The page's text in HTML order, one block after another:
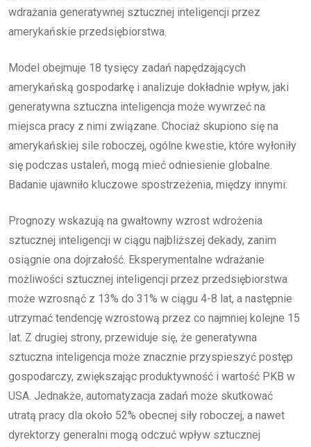
wdrażania generatywnej sztucznej inteligencji przez
amerykańskie przedsiębiorstwa.
Model obejmuje 18 tysięcy zadań napędzających
amerykańską gospodarkę i analizuje dokładnie wpływ, jaki
generatywna sztuczna inteligencja może wywrzeć na
miejsca pracy z nimi związane. Chociaż skupiono się na
amerykańskiej sile roboczej, ogólne kwestie, które wyłoniły
się podczas ustaleń, mogą mieć odniesienie globalne.
Badanie ujawniło kluczowe spostrzeżenia, między innymi:
Prognozy wskazują na gwałtowny wzrost wdrożenia
sztucznej inteligencji w ciągu najbliższej dekady, zanim
osiągnie ona dojrzałość. Eksperymentalne wdrażanie
możliwości sztucznej inteligencji przez przedsiębiorstwa
może wzrosnąć z 13% do 31% w ciągu 4-8 lat, a następnie
utrzymać tendencję wzrostową przez co najmniej kolejne 15
lat. Z drugiej strony, przewiduje się, że generatywna
sztuczna inteligencja może znacznie przyspieszyć postęp
gospodarczy, zwiększając produktywność i wartość PKB w
USA. Jednakże, automatyzacja zadań może skutkować
utratą pracy dla około 52% obecnej siły roboczej, a nawet
dyrektorzy generalni mogą odczuć wpływ sztucznej